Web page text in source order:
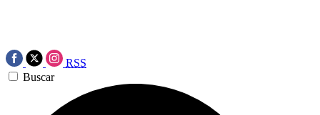
RSS
Buscar